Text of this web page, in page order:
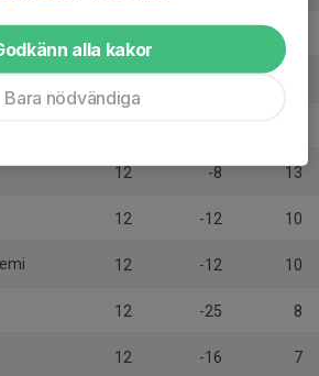
12 -8 13
12 -12 10
12 -12 10
12 -25 8
12 -16 7
alla kakor
Bara nödvändiga